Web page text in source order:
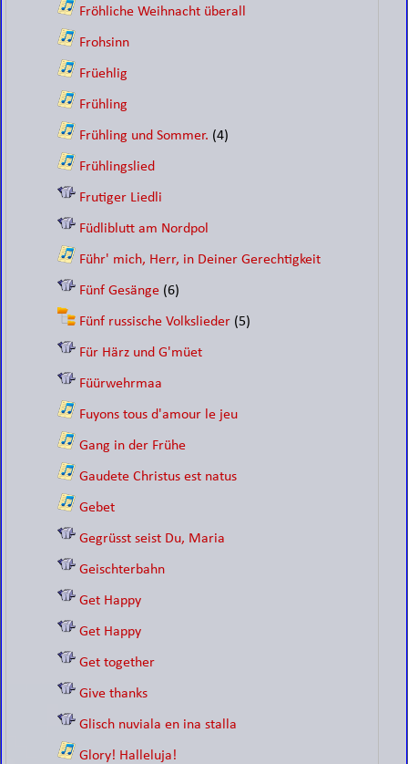
Fröhliche Weihnacht überall
Frohsinn
Früehlig
Frühling
Frühling und Sommer. (4)
Frühlingslied
Frutiger Liedli
Füdliblutt am Nordpol
Führ' mich, Herr, in Deiner Gerechtigkeit
Fünf Gesänge (6)
Fünf russische Volkslieder (5)
Für Härz und G'müet
Füürwehrmaa
Fuyons tous d'amour le jeu
Gang in der Frühe
Gaudete Christus est natus
Gebet
Gegrüsst seist Du, Maria
Geischterbahn
Get Happy
Get Happy
Get together
Give thanks
Glisch nuviala en ina stalla
Glory! Halleluja!